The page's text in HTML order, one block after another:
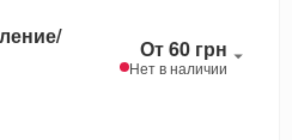
От 60 грн
Нет в наличии